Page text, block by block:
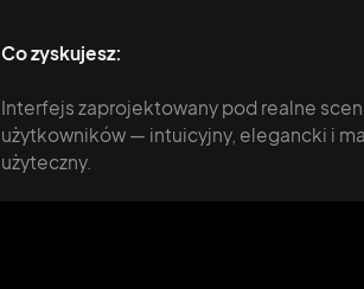
Co zyskujesz:
Interfejs zaprojektowany pod realne
użytkowników — intuicyjny, elegancki i
użyteczny.